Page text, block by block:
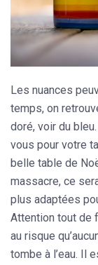
Les nuances
temps, on
doré, voir du
vous pour votre
belle table de
massacre, ce
plus adaptées
Attention tout de
au risque
tombe à l’eau. Il